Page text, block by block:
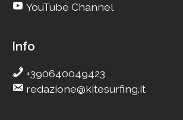
YouTube Channel
Info
+390640049423
redazione@kitesurfing.it